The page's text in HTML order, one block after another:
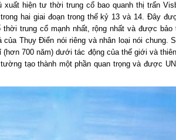
hiện tư thời trung cổ bao quanh thị trấn
hai giai đoạn trong thế kỷ 13 và 14. Đây
trung cổ mạnh nhất, rộng nhất và được bảo
Thụy Điển nói riêng và nhân loại nói chung.
700 năm) dưới tác động của thế giới và
tạo thành một phần quan trọng và được